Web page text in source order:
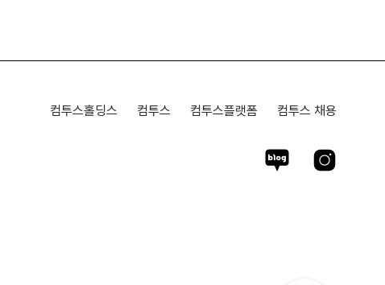
컴투스홀딩스 컴투스 컴투스플랫폼 컴투스 채용